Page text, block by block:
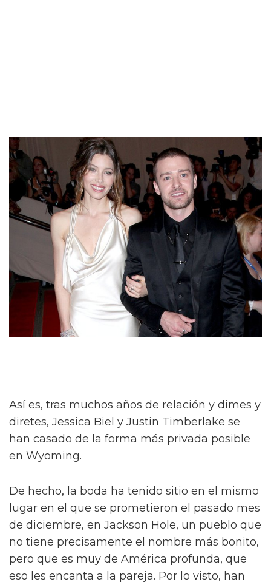
Así es, tras muchos años de relación y dimes y
diretes, Jessica Biel y Justin Timberlake se
han casado de la forma más privada posible
en Wyoming.
De hecho, la boda ha tenido sitio en el mismo
lugar en el que se prometieron el pasado mes
de diciembre, en Jackson Hole, un pueblo que
no tiene precisamente el nombre más bonito,
pero que es muy de América profunda, que
eso les encanta a la pareja. Por lo visto, han